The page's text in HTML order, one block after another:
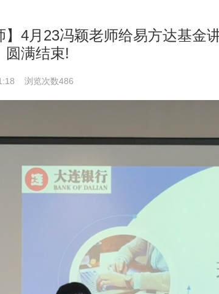
10年期缴总保费200万元，期缴保险累计保费突破
行定制资产配置与客户沙龙方案，推动分行贵宾客
与资产规模双突破。
】4月23冯颖老师给易方达基
圆满结束!
浏览次数486